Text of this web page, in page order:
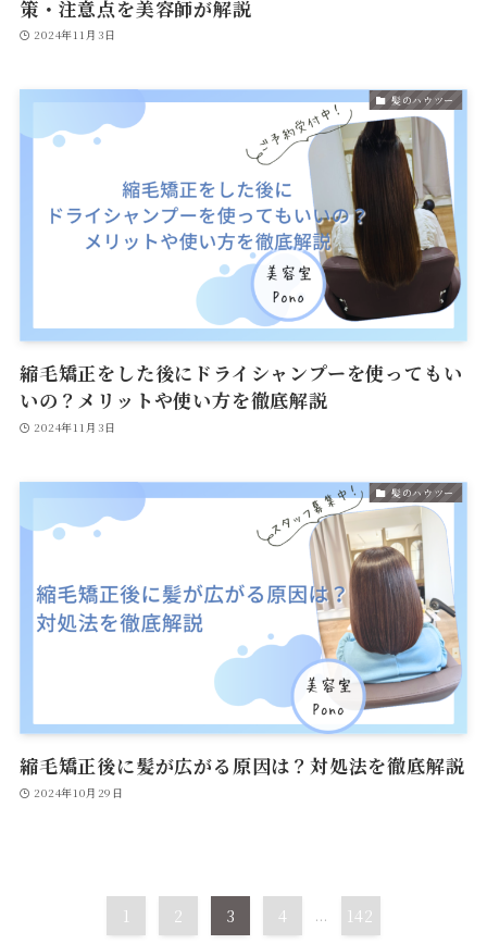
策・注意点を美容師が解説
2024年11月3日
髪のハウツー
縮毛矯正をした後にドライシャンプーを使ってもい
いの？メリットや使い方を徹底解説
2024年11月3日
髪のハウツー
縮毛矯正後に髪が広がる原因は？対処法を徹底解説
2024年10月29日
1 2 3 4 ... 142